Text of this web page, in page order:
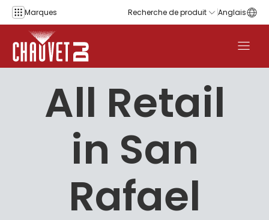
Aller au contenu
Marques Recherche de produit Anglais
All Retail
in San
Rafael